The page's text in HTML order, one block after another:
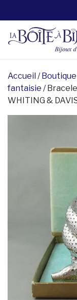
Accueil /Boutique
fantaisie /
WHITING &